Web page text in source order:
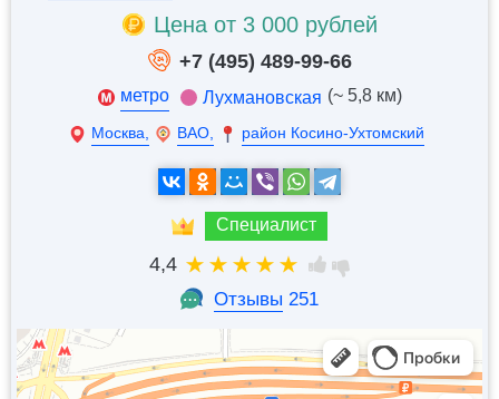
Цена от 3 000 рублей
+7 (495) 489-99-66
метро Лухмановская (~ 5,8 км)
Москва, ВАО, район Косино-Ухтомский
Специалист
4,4
Отзывы 251